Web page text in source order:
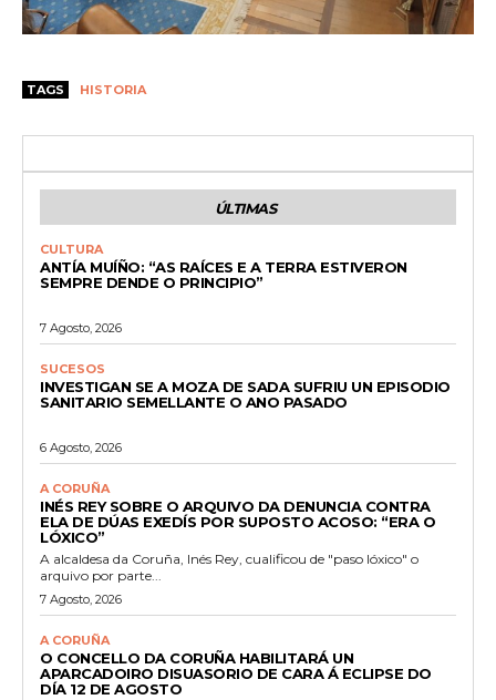
TAGS HISTORIA
ÚLTIMAS
CULTURA
ANTÍA MUÍÑO: “AS RAÍCES E A TERRA ESTIVERON
SEMPRE DENDE O PRINCIPIO”
7 Agosto, 2026
SUCESOS
INVESTIGAN SE A MOZA DE SADA SUFRIU UN EPISODIO
SANITARIO SEMELLANTE O ANO PASADO
6 Agosto, 2026
A CORUÑA
INÉS REY SOBRE O ARQUIVO DA DENUNCIA CONTRA
ELA DE DÚAS EXEDÍS POR SUPOSTO ACOSO: “ERA O
LÓXICO”
A alcaldesa da Coruña, Inés Rey, cualificou de "paso lóxico" o
arquivo por parte...
7 Agosto, 2026
A CORUÑA
O CONCELLO DA CORUÑA HABILITARÁ UN
APARCADOIRO DISUASORIO DE CARA Á ECLIPSE DO
DÍA 12 DE AGOSTO